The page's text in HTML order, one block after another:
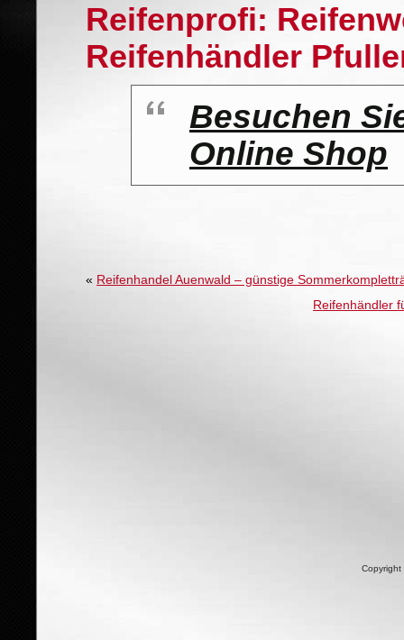
Reifenprofi:
Reifenhändler
Besuchen
Online Shop
« Reifenhandel Auenwald – günstige
Reifenhändler
Copyright